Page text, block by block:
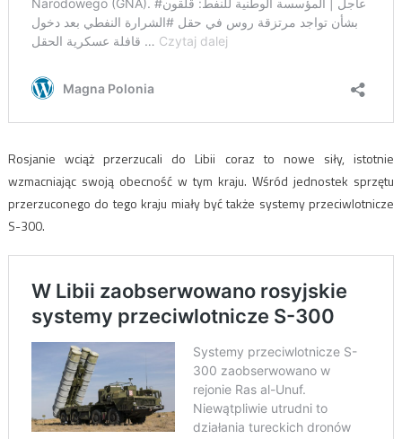
Rosjanie wciąż przerzucali do Libii coraz to nowe siły, istotnie
wzmacniając swoją obecność w tym kraju. Wśród jednostek sprzętu
przerzuconego do tego kraju miały być także systemy przeciwlotnicze
S-300.